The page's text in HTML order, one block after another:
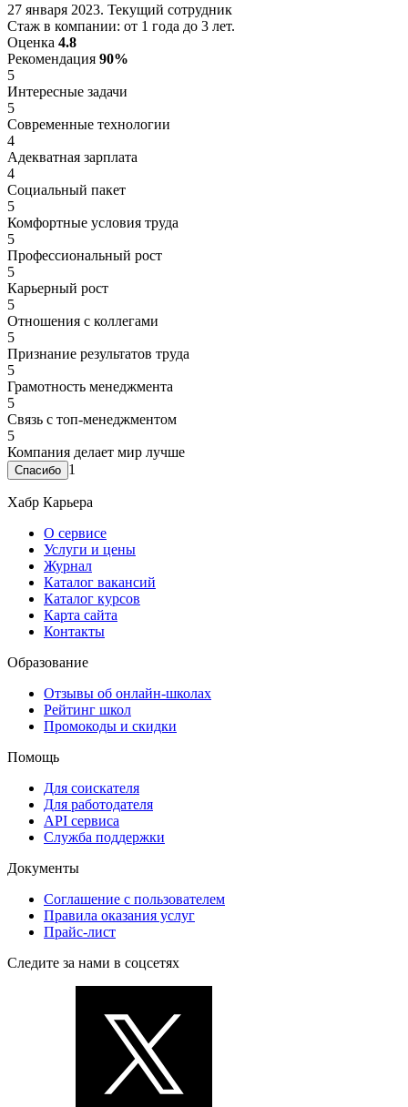
27 января 2023. Текущий сотрудник
Стаж в компании: от 1 года до 3 лет.
Оценка 4.8
Рекомендация 90%
5
Интересные задачи
5
Современные технологии
4
Адекватная зарплата
4
Социальный пакет
5
Комфортные условия труда
5
Профессиональный рост
5
Карьерный рост
5
Отношения с коллегами
5
Признание результатов труда
5
Грамотность менеджмента
5
Связь с топ-менеджментом
5
Компания делает мир лучше
1
Хабр Карьера
О сервисе
Услуги и цены
Журнал
Каталог вакансий
Каталог курсов
Карта сайта
Контакты
Образование
Отзывы об онлайн-школах
Рейтинг школ
Промокоды и скидки
Помощь
Для соискателя
Для работодателя
API сервиса
Служба поддержки
Документы
Соглашение с пользователем
Правила оказания услуг
Прайс-лист
Следите за нами в соцсетях